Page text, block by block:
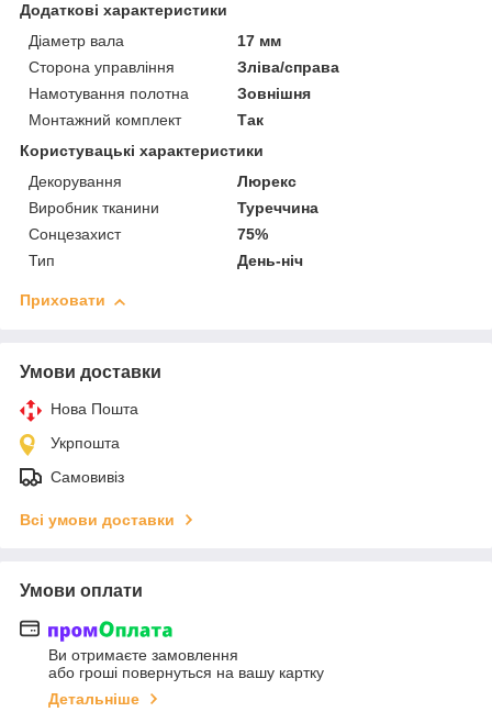
Додаткові характеристики
Діаметр вала
17 мм
Сторона управління
Зліва/справа
Намотування полотна
Зовнішня
Монтажний комплект
Так
Користувацькі характеристики
Декорування
Люрекс
Виробник тканини
Туреччина
Сонцезахист
75%
Тип
День-ніч
Приховати
Умови доставки
Нова Пошта
Укрпошта
Самовивіз
Всі умови доставки
Умови оплати
Ви отримаєте замовлення
або гроші повернуться на вашу картку
Детальніше